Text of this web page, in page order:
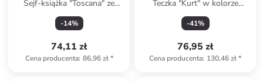
Sejf-książka "Toscana" ze
wzorem - 24 x 5,5 x 15,5 cm
-14%
74,11 zł
Cena producenta: 86,96 zł*
Teczka "Kurt" w kolorze
brązowym - 35 x 27 cm
-41%
76,95 zł
Cena producenta: 130,46 zł*